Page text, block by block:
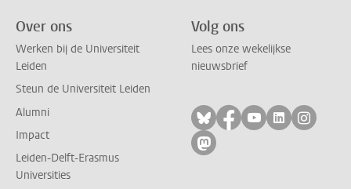
Over ons
Werken bij de Universiteit
Leiden
Steun de Universiteit Leiden
Alumni
Impact
Leiden-Delft-Erasmus
Universities
Volg ons
Lees onze wekelijkse
nieuwsbrief
Volg ons op bluesky
Volg ons op
Volg ons op
Volg ons
Volg
Volg ons op mastodon